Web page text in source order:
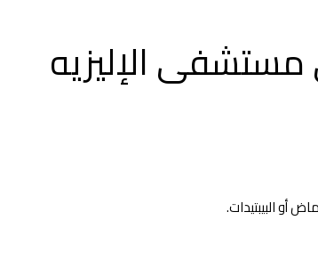
مستشفى الإليزيه
أو البيبتيدات.